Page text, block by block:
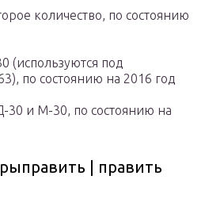
количество, по состоянию
(используются под
по состоянию на 2016 год
и М-30, по состоянию на
| править